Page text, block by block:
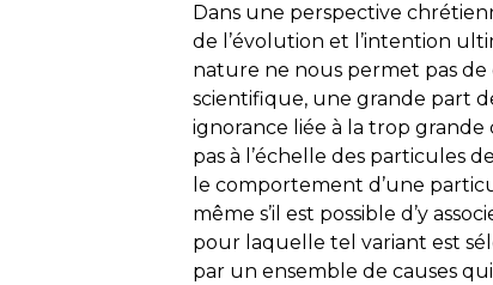
Dans une perspective
de l’évolution et l’intention
nature ne nous permet pas
scientifique, une grande part
ignorance liée à la trop
pas à l’échelle des particules
le comportement d’une
même s’il est possible d’y
pour laquelle tel variant est
par un ensemble de causes